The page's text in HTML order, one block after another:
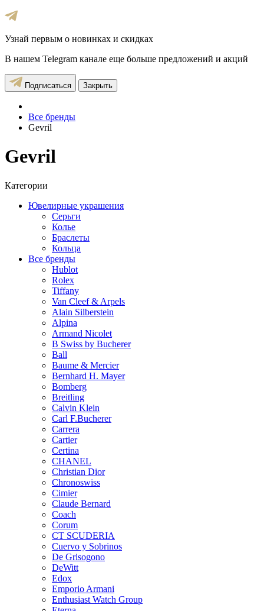
Узнай первым о новинках и скидках
В нашем Telegram канале еще больше предложений и акций
Подписаться Закрыть
Все бренды
Gevril
Gevril
Категории
Ювелирные украшения
Серьги
Колье
Браслеты
Кольца
Все бренды
Hublot
Rolex
Tiffany
Van Cleef & Arpels
Alain Silberstein
Alpina
Armand Nicolet
B Swiss by Bucherer
Ball
Baume & Mercier
Bernhard H. Mayer
Bomberg
Breitling
Calvin Klein
Carl F.Bucherer
Carrera
Cartier
Certina
CHANEL
Christian Dior
Chronoswiss
Cimier
Claude Bernard
Coach
Corum
CT SCUDERIA
Cuervo y Sobrinos
De Grisogono
DeWitt
Edox
Emporio Armani
Enthusiast Watch Group